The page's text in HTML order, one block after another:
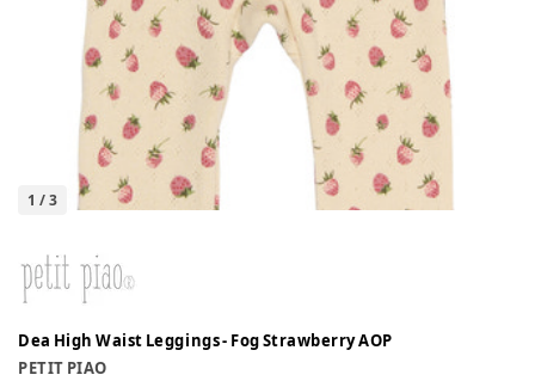
1 /3
Dea High Waist Leggings - Fog Strawberry AOP
PETIT PIAO